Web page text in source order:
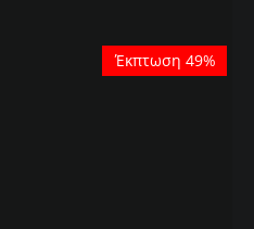
Έκπτωση 49%